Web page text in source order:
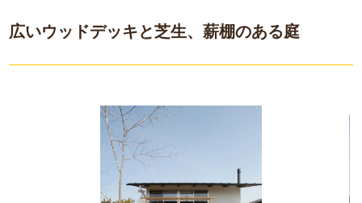
広いウッドデッキと芝生、薪棚のある庭